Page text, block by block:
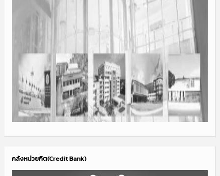
คลังหน่วยกิต(Credit Bank)